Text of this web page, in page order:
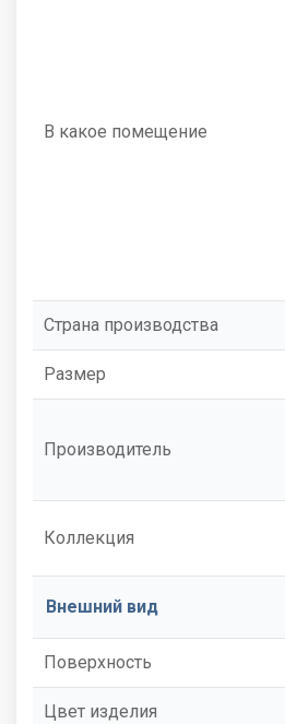
В какое помещение
Страна производства
Размер
Производитель
Коллекция
Внешний вид
Поверхность
Цвет изделия